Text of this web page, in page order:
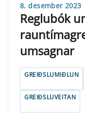
8. desember 2023
Reglubók
umsagnar
GREIÐSLUMIÐLUN
GREIÐSLUVEITAN